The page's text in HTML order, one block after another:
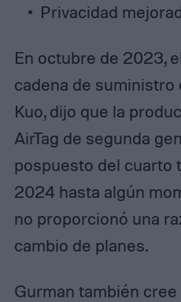
Privacidad
En octubre de 2023,
cadena de
Kuo, dijo que la
AirTag de segunda
pospuesto del cuarto
2024 hasta algún
no proporcionó una
cambio de planes.
Gurman también cree